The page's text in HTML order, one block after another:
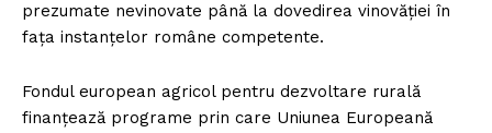
prezumate nevinovate până la dovedirea vinovăției în
fața instanțelor române competente.
Fondul european agricol pentru dezvoltare rurală
finanțează programe prin care Uniunea Europeană